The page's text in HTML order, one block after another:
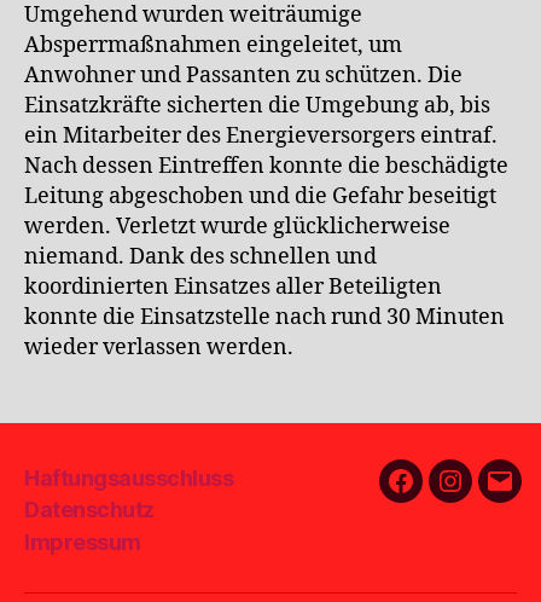
Umgehend wurden weiträumige
Absperrmaßnahmen eingeleitet, um
Anwohner und Passanten zu schützen. Die
Einsatzkräfte sicherten die Umgebung ab, bis
ein Mitarbeiter des Energieversorgers eintraf.
Nach dessen Eintreffen konnte die beschädigte
Leitung abgeschoben und die Gefahr beseitigt
werden. Verletzt wurde glücklicherweise
niemand. Dank des schnellen und
koordinierten Einsatzes aller Beteiligten
konnte die Einsatzstelle nach rund 30 Minuten
wieder verlassen werden.
Haftungsausschluss
Datenschutz
Impressum
FacebookE-